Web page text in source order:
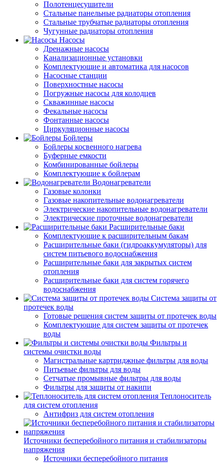
Полотенцесушители
Стальные панельные радиаторы отопления
Стальные трубчатые радиаторы отопления
Чугунные радиаторы отопления
Насосы
Дренажные насосы
Канализационные установки
Комплектующие и автоматика для насосов
Насосные станции
Поверхностные насосы
Погружные насосы для колодцев
Скважинные насосы
Фекальные насосы
Фонтанные насосы
Циркуляционные насосы
Бойлеры
Бойлеры косвенного нагрева
Буферные емкости
Комбинированные бойлеры
Комплектующие к бойлерам
Водонагреватели
Газовые колонки
Газовые накопительные водонагреватели
Электрические накопительные водонагреватели
Электрические проточные водонагреватели
Расширительные баки
Комплектующие к расширительным бакам
Расширительные баки (гидроаккумуляторы) для
систем питьевого водоснабжения
Расширительные баки для закрытых систем
отопления
Расширительные баки для систем горячего
водоснабжения
Система защиты от
протечек воды
Готовые решения систем защиты от протечек воды
Комплектующие для систем защиты от протечек
воды
Фильтры и
системы очистки воды
Магистральные картриджные фильтры для воды
Питьевые фильтры для воды
Сетчатые промывные фильтры для воды
Фильтры для защиты от накипи
Теплоноситель
для систем отопления
Антифриз для систем отопления
Источники бесперебойного питания и стабилизаторы
напряжения
Источники бесперебойного питания